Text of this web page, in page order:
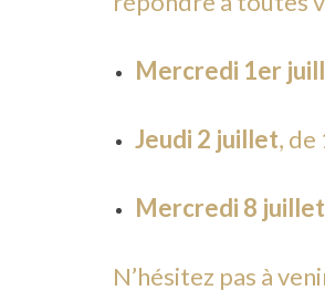
Mercredi 1er
Jeudi 2 juillet, de
Mercredi 8 juillet
N’hésitez pas à